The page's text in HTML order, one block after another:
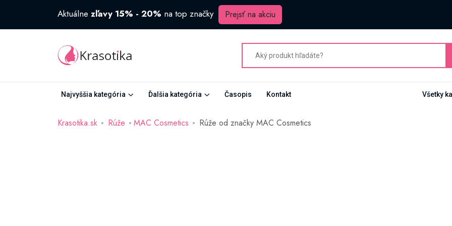
Aktuálne zľavy 15% - 20% na top značky Prejsť na akciu
Najvyššia kategória Ďalšia kategória Časopis Kontakt Všetky
Krasotika.sk Rúže MAC Cosmetics Rúže od značky MAC Cosmetics